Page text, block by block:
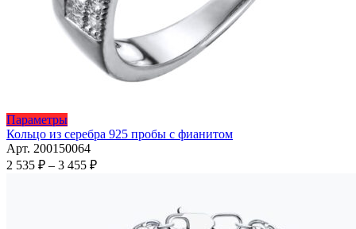
ПараметрыЭтот
товар
имеет
несколько
Кольцо из серебра 925 пробы с фианитом
Арт. 200150064
2 535 ₽ – 3 455 ₽Диапазон